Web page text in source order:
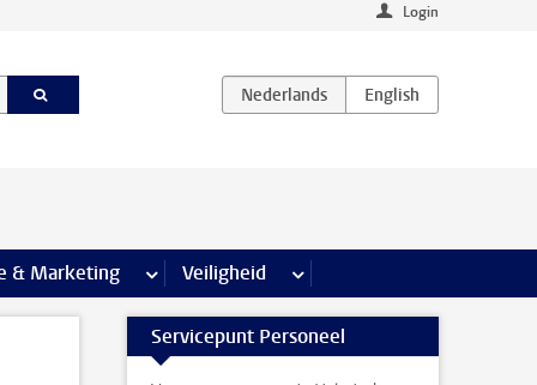
Login
& Marketing meer Communicatie & Marketing pagina’s
Veiligheid meer Veiligheid pagina’s
Servicepunt Personeel